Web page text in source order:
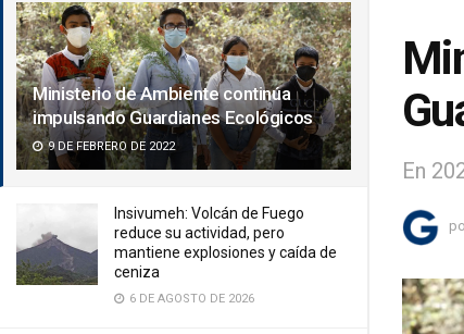
Ministerio de Ambiente continúa
impulsando Guardianes Ecológicos
9 DE FEBRERO DE 2022
Insivumeh: Volcán de Fuego
reduce su actividad, pero
mantiene explosiones y caída de
ceniza
6 DE AGOSTO DE 2026
En